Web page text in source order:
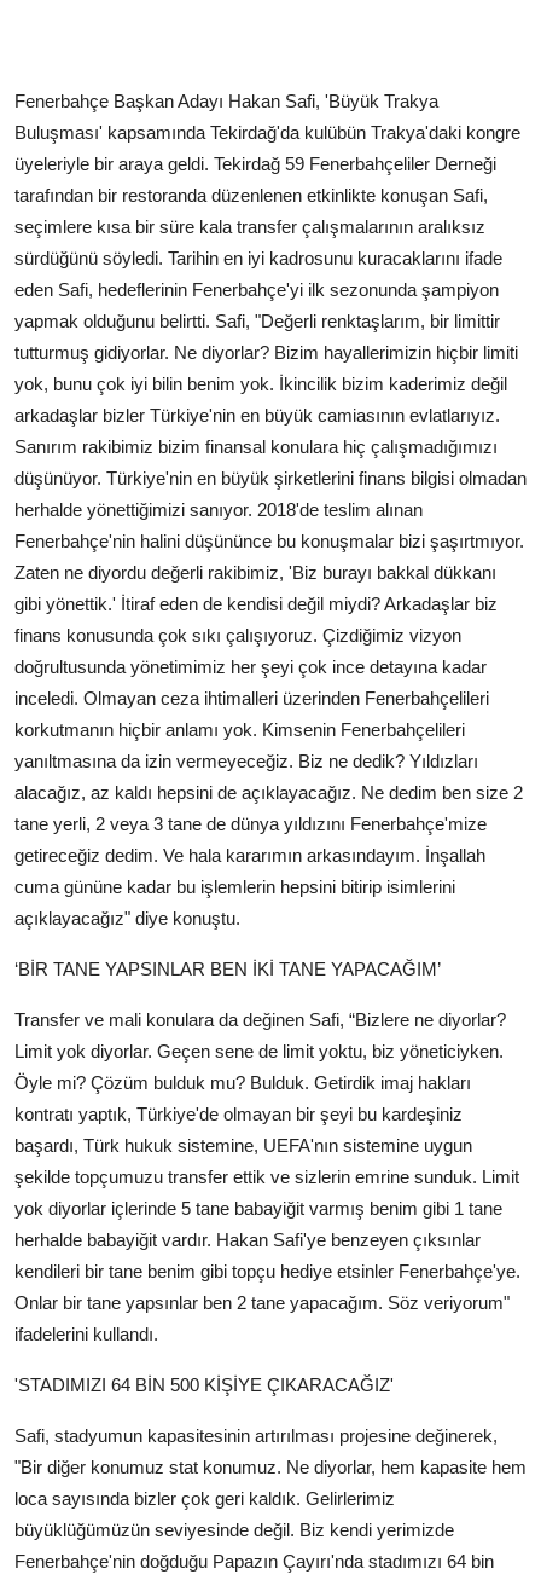
Fenerbahçe Başkan Adayı Hakan Safi, 'Büyük Trakya
Buluşması' kapsamında Tekirdağ'da kulübün Trakya'daki kongre
üyeleriyle bir araya geldi. Tekirdağ 59 Fenerbahçeliler Derneği
tarafından bir restoranda düzenlenen etkinlikte konuşan Safi,
seçimlere kısa bir süre kala transfer çalışmalarının aralıksız
sürdüğünü söyledi. Tarihin en iyi kadrosunu kuracaklarını ifade
eden Safi, hedeflerinin Fenerbahçe'yi ilk sezonunda şampiyon
yapmak olduğunu belirtti. Safi, "Değerli renktaşlarım, bir limittir
tutturmuş gidiyorlar. Ne diyorlar? Bizim hayallerimizin hiçbir limiti
yok, bunu çok iyi bilin benim yok. İkincilik bizim kaderimiz değil
arkadaşlar bizler Türkiye'nin en büyük camiasının evlatlarıyız.
Sanırım rakibimiz bizim finansal konulara hiç çalışmadığımızı
düşünüyor. Türkiye'nin en büyük şirketlerini finans bilgisi olmadan
herhalde yönettiğimizi sanıyor. 2018'de teslim alınan
Fenerbahçe'nin halini düşününce bu konuşmalar bizi şaşırtmıyor.
Zaten ne diyordu değerli rakibimiz, 'Biz burayı bakkal dükkanı
gibi yönettik.' İtiraf eden de kendisi değil miydi? Arkadaşlar biz
finans konusunda çok sıkı çalışıyoruz. Çizdiğimiz vizyon
doğrultusunda yönetimimiz her şeyi çok ince detayına kadar
inceledi. Olmayan ceza ihtimalleri üzerinden Fenerbahçelileri
korkutmanın hiçbir anlamı yok. Kimsenin Fenerbahçelileri
yanıltmasına da izin vermeyeceğiz. Biz ne dedik? Yıldızları
alacağız, az kaldı hepsini de açıklayacağız. Ne dedim ben size 2
tane yerli, 2 veya 3 tane de dünya yıldızını Fenerbahçe'mize
getireceğiz dedim. Ve hala kararımın arkasındayım. İnşallah
cuma gününe kadar bu işlemlerin hepsini bitirip isimlerini
açıklayacağız" diye konuştu.
‘BİR TANE YAPSINLAR BEN İKİ TANE YAPACAĞIM’
Transfer ve mali konulara da değinen Safi, “Bizlere ne diyorlar?
Limit yok diyorlar. Geçen sene de limit yoktu, biz yöneticiyken.
Öyle mi? Çözüm bulduk mu? Bulduk. Getirdik imaj hakları
kontratı yaptık, Türkiye'de olmayan bir şeyi bu kardeşiniz
başardı, Türk hukuk sistemine, UEFA'nın sistemine uygun
şekilde topçumuzu transfer ettik ve sizlerin emrine sunduk. Limit
yok diyorlar içlerinde 5 tane babayiğit varmış benim gibi 1 tane
herhalde babayiğit vardır. Hakan Safi'ye benzeyen çıksınlar
kendileri bir tane benim gibi topçu hediye etsinler Fenerbahçe'ye.
Onlar bir tane yapsınlar ben 2 tane yapacağım. Söz veriyorum"
ifadelerini kullandı.
'STADIMIZI 64 BİN 500 KİŞİYE ÇIKARACAĞIZ'
Safi, stadyumun kapasitesinin artırılması projesine değinerek,
"Bir diğer konumuz stat konumuz. Ne diyorlar, hem kapasite hem
loca sayısında bizler çok geri kaldık. Gelirlerimiz
büyüklüğümüzün seviyesinde değil. Biz kendi yerimizde
Fenerbahçe'nin doğduğu Papazın Çayırı'nda stadımızı 64 bin